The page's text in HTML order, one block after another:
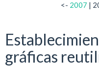
<- 2007 |
gráficas